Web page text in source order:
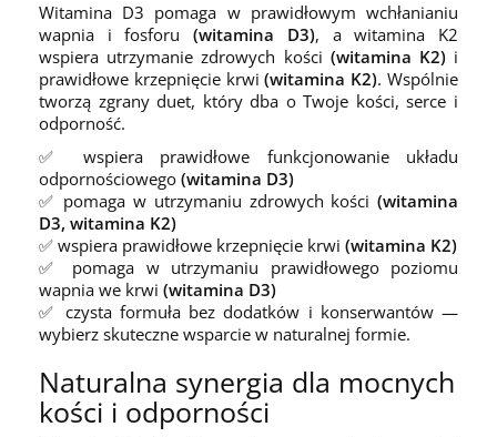
Witamina D3 pomaga w prawidłowym wchłanianiu
wapnia i fosforu(witamina D3), a witamina K2
wspiera utrzymanie zdrowych kości (witamina K2)i
prawidłowe krzepnięcie krwi(witamina K2). Wspólnie
tworzą zgrany duet, który dba o Twoje kości, serce i
odporność.
✅ wspiera prawidłowe funkcjonowanie układu
odpornościowego (witamina D3)
✅ pomaga w utrzymaniu zdrowych kości (witamina
D3, witamina K2)
✅ wspiera prawidłowe krzepnięcie krwi (witamina K2)
✅ pomaga w utrzymaniu prawidłowego poziomu
wapnia we krwi (witamina D3)
✅ czysta formuła bez dodatków i konserwantów —
wybierz skuteczne wsparcie w naturalnej formie.
Naturalna synergia dla mocnych
kości i odporności